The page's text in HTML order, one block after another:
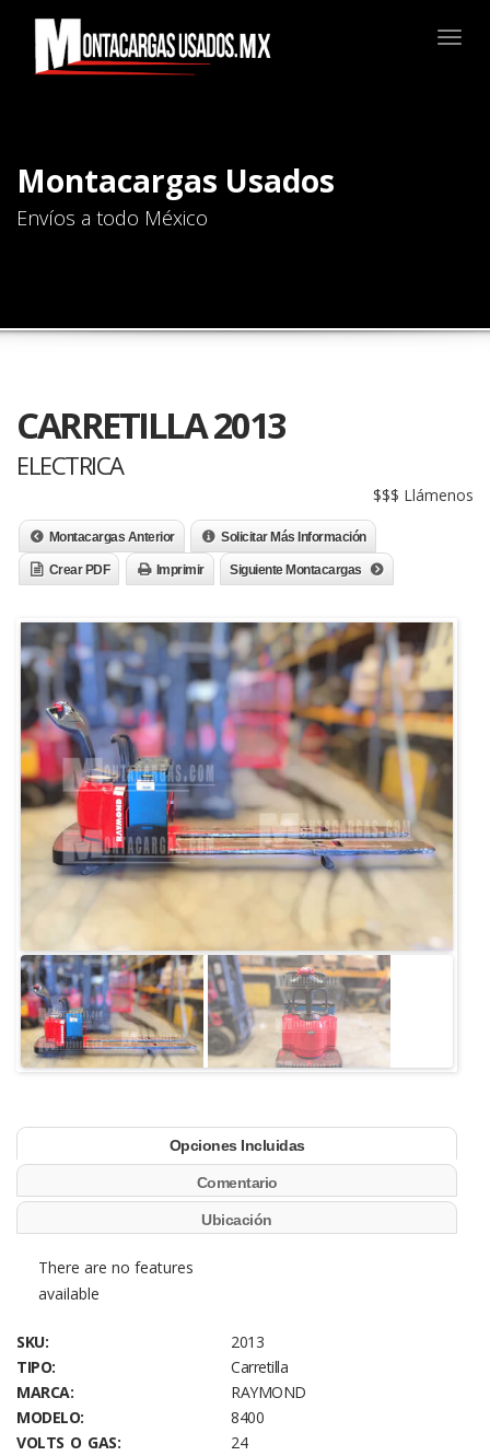
Montacargas Usados
Envíos a todo México
CARRETILLA 2013
ELECTRICA
$$$ Llámenos
Montacargas Anterior Solicitar Más Información
Crear PDF Imprimir Siguiente Montacargas
Opciones Incluidas
Comentario
Ubicación
There are no features
available
SKU:
2013
TIPO:
Carretilla
MARCA:
RAYMOND
MODELO:
8400
VOLTS O GAS:
24